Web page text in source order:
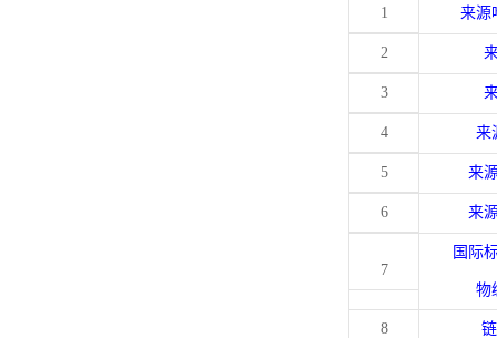
1 来源
2
3
4 来
5 来
6 来
7
国际
物
8